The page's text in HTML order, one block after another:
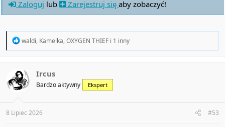
Zaloguj lub Zarejestruj się aby zobaczyć!
R
t
i
o
s
:
waldi, Kamelka,OXYGEN THIEF i 1 inny
Ircus
Bardzo aktywny Ekspert
8 Lipiec 2026 #53